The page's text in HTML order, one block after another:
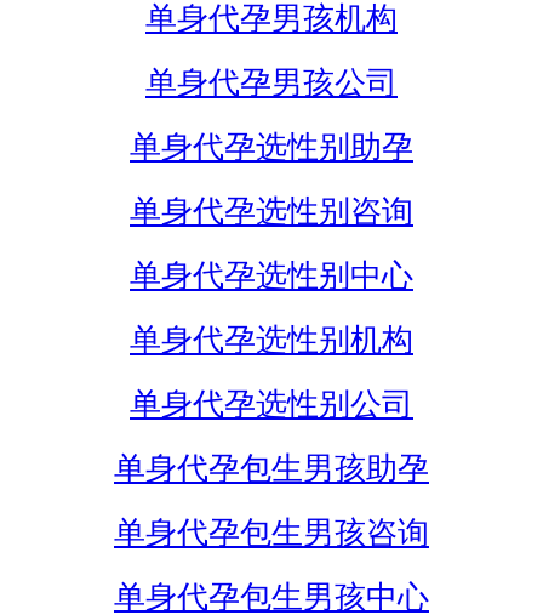
单身代孕男孩机构
单身代孕男孩公司
单身代孕选性别助孕
单身代孕选性别咨询
单身代孕选性别中心
单身代孕选性别机构
单身代孕选性别公司
单身代孕包生男孩助孕
单身代孕包生男孩咨询
单身代孕包生男孩中心